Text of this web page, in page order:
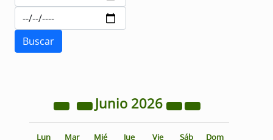
Junio 2026
Lun Mar Mié Jue Vie Sáb Dom